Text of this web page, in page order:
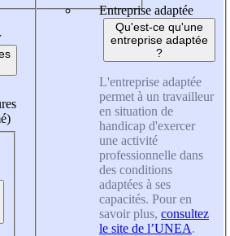
Entreprise adaptée
Qu'est-ce qu'une
entreprise adaptée
?
L'entreprise adaptée
permet à un travailleur
en situation de
handicap d'exercer
une activité
professionnelle dans
des conditions
adaptées à ses
capacités. Pour en
savoir plus, consultez
le site de l’UNEA.